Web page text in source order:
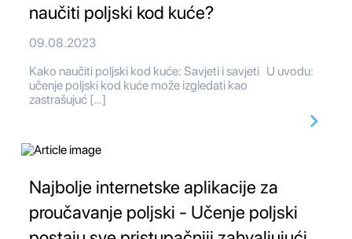
naučiti poljski kod kuće?
09.08.2023
Kako naučiti poljski kod kuće: Savjeti i savjeti U uvodu:
učenje poljski kod kuće može izgledati kao
zastrašujuć […]
Najbolje internetske aplikacije za
proučavanje poljski - Učenje poljski